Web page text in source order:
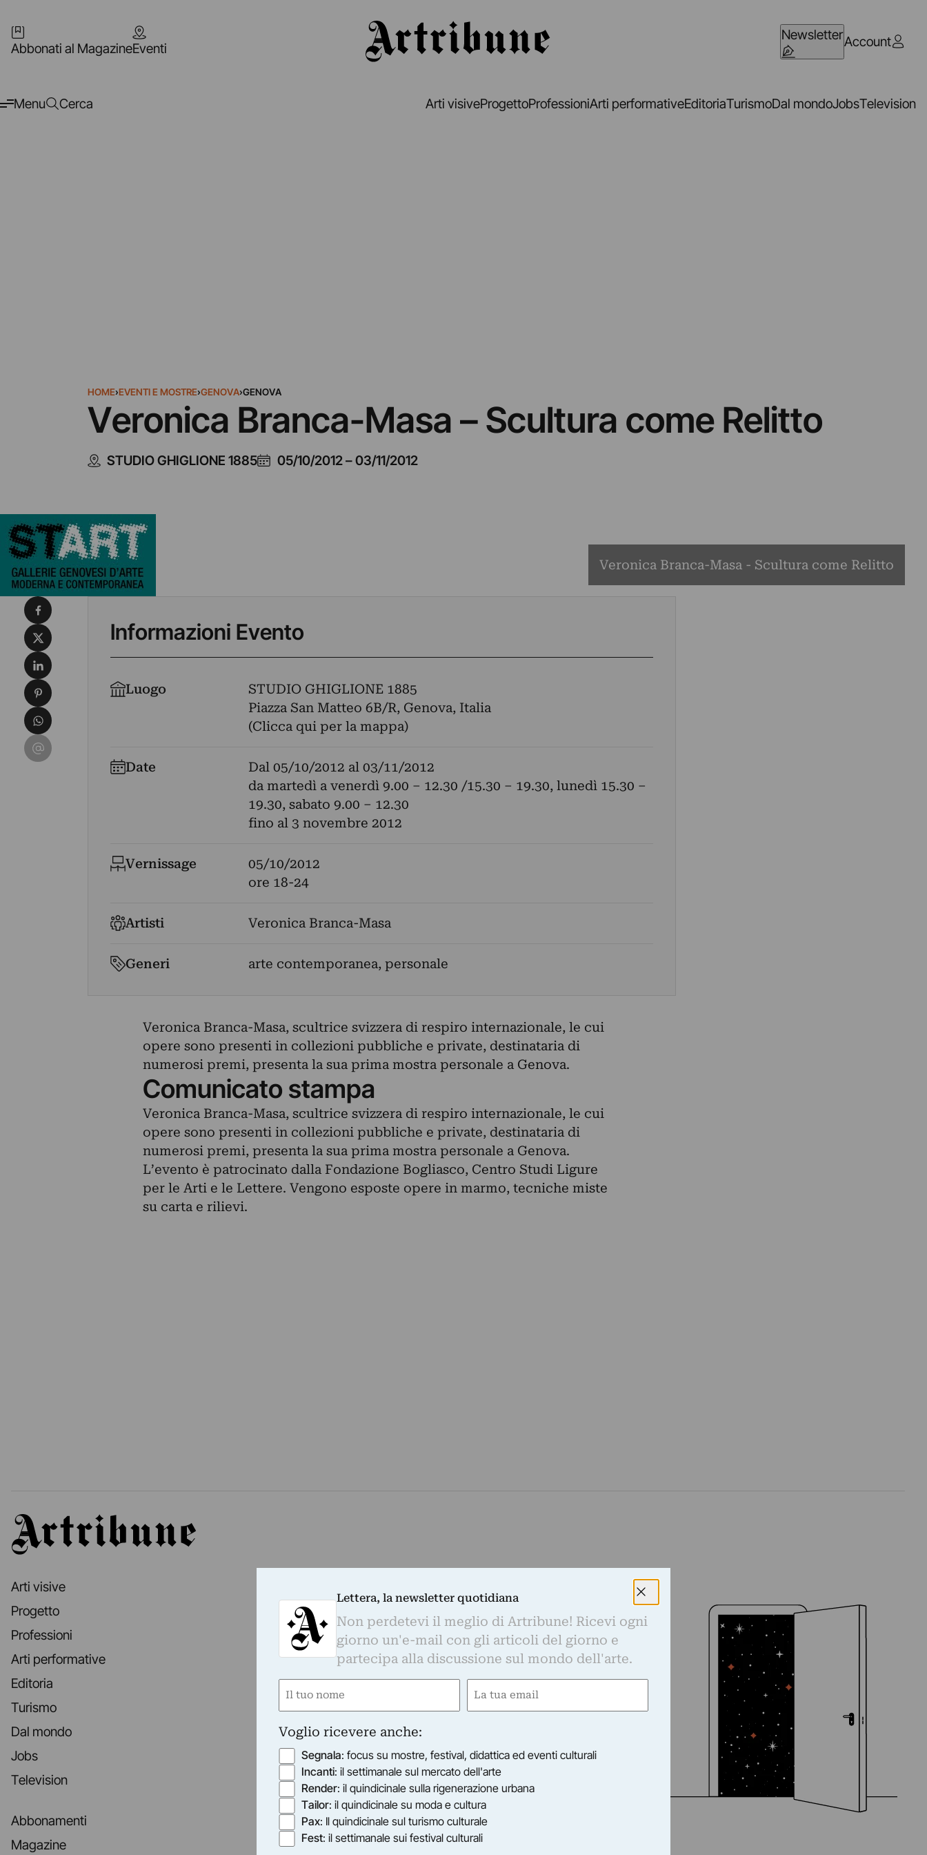
Abbonati al MagazineEventi
NewsletterAccount
Menu Cerca Arti visiveProgettoProfessioniArti performativeEditoriaTurismoDal mondoJobsTelevision
HOME›EVENTI E MOSTRE›GENOVA›GENOVA
Veronica Branca-Masa – Scultura come Relitto
STUDIO GHIGLIONE 1885 05/10/2012–03/11/2012
Veronica Branca-Masa - Scultura come Relitto
Informazioni Evento
Luogo
STUDIO GHIGLIONE 1885
Piazza San Matteo 6B/R, Genova, Italia
(Clicca qui per la mappa)
Date Dal 05/10/2012 al 03/11/2012
da martedì a venerdì 9.00 – 12.30 /15.30 – 19.30, lunedì 15.30 –
19.30, sabato 9.00 – 12.30
fino al 3 novembre 2012
Vernissage
05/10/2012
ore 18-24
Artisti Veronica Branca-Masa
Generi arte contemporanea, personale
Veronica Branca-Masa, scultrice svizzera di respiro internazionale, le cui
opere sono presenti in collezioni pubbliche e private, destinataria di
numerosi premi, presenta la sua prima mostra personale a Genova.
Comunicato stampa
Veronica Branca-Masa, scultrice svizzera di respiro internazionale, le cui
opere sono presenti in collezioni pubbliche e private, destinataria di
numerosi premi, presenta la sua prima mostra personale a Genova.
L’evento è patrocinato dalla Fondazione Bogliasco, Centro Studi Ligure
per le Arti e le Lettere. Vengono esposte opere in marmo, tecniche miste
su carta e rilievi.
Condividi su Facebook
Condividi su X
Condividi su LinkedIn
Condividi su Pinterest
Condividi su WhatsApp
Condividi su Email
Artribune
Arti visive
Progetto
Professioni
Arti performative
Editoria
Turismo
Dal mondo
Jobs
Television
Abbonamenti
Magazine
Lettera, la newsletter quotidiana
Non perdetevi il meglio di Artribune! Ricevi ogni
giorno un'e-mail con gli articoli del giorno e
partecipa alla discussione sul mondo dell'arte.
Nome
Email
Voglio ricevere anche:
Segnala: focus su mostre, festival, didattica ed eventi culturali
Incanti: il settimanale sul mercato dell'arte
Render: il quindicinale sulla rigenerazione urbana
Tailor: il quindicinale su moda e cultura
Pax: Il quindicinale sul turismo culturale
Fest: il settimanale sui festival culturali